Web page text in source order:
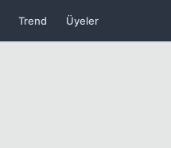
Trend Üyeler